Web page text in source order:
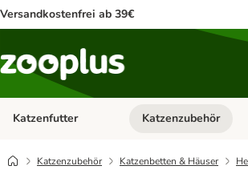
Versandkostenfrei ab 39€
Katzenfutter Kategorie-Menü
Katzenzubehör
Katzenzubehör Katzenbetten & Häuser